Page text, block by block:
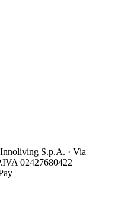
S.p.A. · Via
02427680422